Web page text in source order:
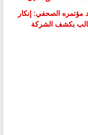
مؤتمره الصحفي: إنكار
بكشف الشركة